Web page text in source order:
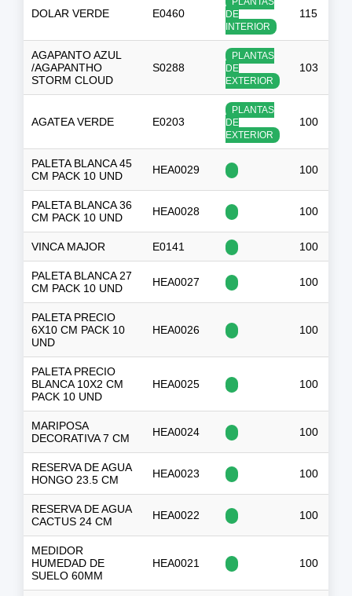
DOLAR VERDE E0460
DE
INTERIOR
115
AGAPANTO AZUL
/AGAPANTHO
STORM CLOUD
S0288
PLANTAS
DE
EXTERIOR
103
AGATEA VERDE E0203
PLANTAS
DE
EXTERIOR
100
PALETA BLANCA 45
CM PACK 10 UND
HEA0029 100
PALETA BLANCA 36
CM PACK 10 UND
HEA0028 100
VINCA MAJOR E0141 100
PALETA BLANCA 27
CM PACK 10 UND
HEA0027 100
PALETA PRECIO
6X10 CM PACK 10
UND
HEA0026 100
PALETA PRECIO
BLANCA 10X2 CM
PACK 10 UND
HEA0025 100
MARIPOSA
DECORATIVA 7 CM
HEA0024 100
RESERVA DE AGUA
HONGO 23.5 CM
HEA0023 100
RESERVA DE AGUA
CACTUS 24 CM
HEA0022 100
MEDIDOR
HUMEDAD DE
SUELO 60MM
HEA0021 100